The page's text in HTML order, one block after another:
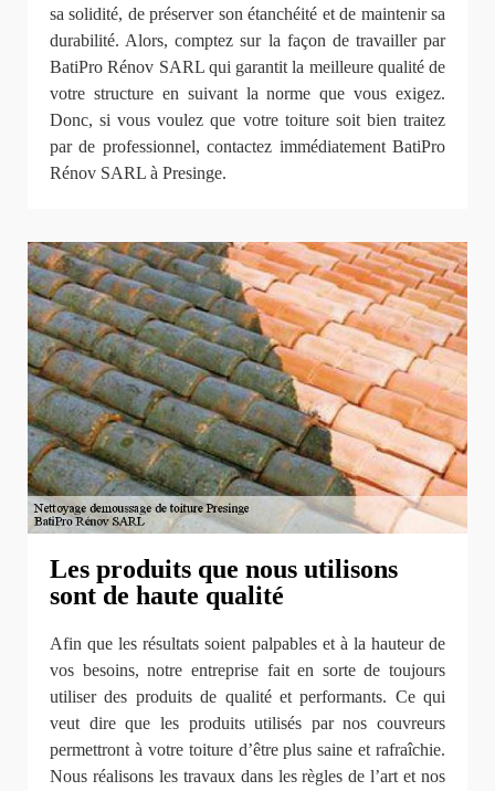
sa solidité, de préserver son étanchéité et de maintenir sa
durabilité. Alors, comptez sur la façon de travailler par
BatiPro Rénov SARL qui garantit la meilleure qualité de
votre structure en suivant la norme que vous exigez.
Donc, si vous voulez que votre toiture soit bien traitez
par de professionnel, contactez immédiatement BatiPro
Rénov SARL à Presinge.
Les produits que nous utilisons
sont de haute qualité
Afin que les résultats soient palpables et à la hauteur de
vos besoins, notre entreprise fait en sorte de toujours
utiliser des produits de qualité et performants. Ce qui
veut dire que les produits utilisés par nos couvreurs
permettront à votre toiture d’être plus saine et rafraîchie.
Nous réalisons les travaux dans les règles de l’art et nos